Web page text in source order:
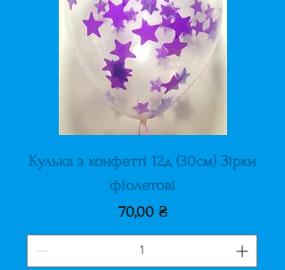
Кулька з конфетті 12д (30см) Зірки
фіолетові
Ціна
70,00 ₴